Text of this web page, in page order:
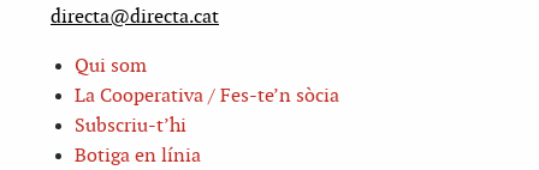
directa@directa.cat
Qui som
La Cooperativa / Fes-te’n sòcia
Subscriu-t’hi
Botiga en línia